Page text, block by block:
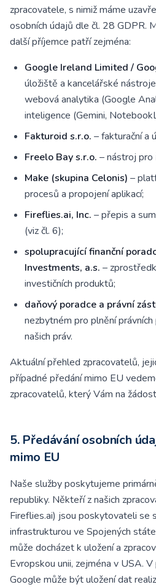
zpracovatele, s nimiž máme
osobních údajů dle čl. 28 GDPR.
další příjemce patří zejména:
Google Ireland Limited /
úložiště a kancelářské
webová analytika (Google
inteligence (Gemini,
Fakturoid s.r.o. – fakturační a
Freelo Bay s.r.o. – nástroj pro
Make (skupina Celonis) –
procesů a propojení aplikací;
Fireflies.ai, Inc. – přepis a
(viz čl. 6);
spolupracující finanční
Investments, a.s. –
investičních produktů;
daňový poradce a právní
nezbytném pro plnění
našich práv.
Aktuální přehled zpracovatelů,
případné předání mimo EU
zpracovatelů, který Vám na
5. Předávání osobních
mimo EU
Naše služby poskytujeme
republiky. Někteří z našich
Fireflies.ai) jsou poskytovateli se
infrastrukturou ve Spojených
může docházet k uložení a
Evropskou unii, zejména v USA.
Google může být uložení dat